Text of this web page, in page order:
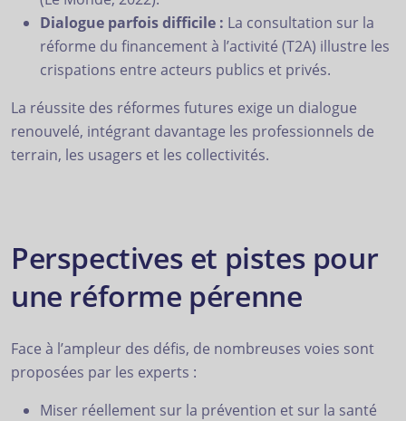
Dialogue parfois difficile : La consultation sur la
réforme du financement à l’activité (T2A) illustre les
crispations entre acteurs publics et privés.
La réussite des réformes futures exige un dialogue
renouvelé, intégrant davantage les professionnels de
terrain, les usagers et les collectivités.
Perspectives et pistes pour
une réforme pérenne
Face à l’ampleur des défis, de nombreuses voies sont
proposées par les experts :
Miser réellement sur la prévention et sur la santé